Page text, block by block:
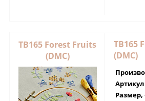
TB165 Forest Fruits
(DMC)
TB165
(DMC)
Артикул
Размер,